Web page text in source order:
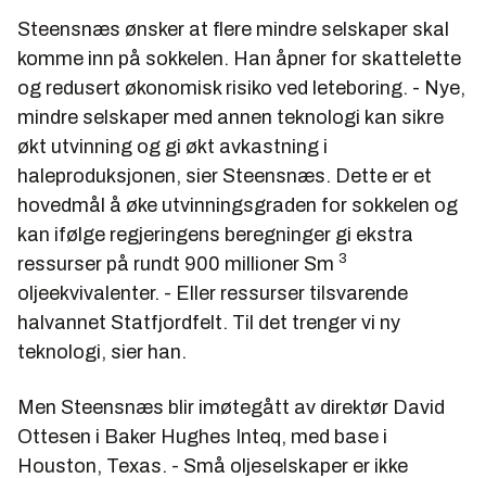
Steensnæs ønsker at flere mindre selskaper skal
komme inn på sokkelen. Han åpner for skattelette
og redusert økonomisk risiko ved leteboring. - Nye,
mindre selskaper med annen teknologi kan sikre
økt utvinning og gi økt avkastning i
haleproduksjonen, sier Steensnæs. Dette er et
hovedmål å øke utvinningsgraden for sokkelen og
kan ifølge regjeringens beregninger gi ekstra
ressurser på rundt 900 millioner Sm 3
oljeekvivalenter. - Eller ressurser tilsvarende
halvannet Statfjordfelt. Til det trenger vi ny
teknologi, sier han.
Men Steensnæs blir imøtegått av direktør David
Ottesen i Baker Hughes Inteq, med base i
Houston, Texas. - Små oljeselskaper er ikke